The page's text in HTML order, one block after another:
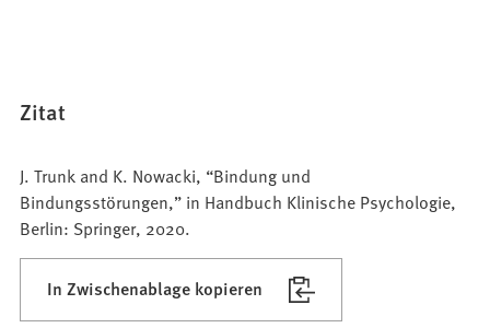
Zitat
J. Trunk and K. Nowacki, “Bindung und
Bindungsstörungen,” in Handbuch Klinische Psychologie,
Berlin: Springer, 2020.
In Zwischenablage kopieren